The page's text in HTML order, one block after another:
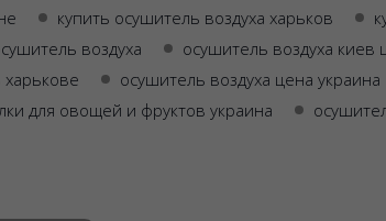
купить осушитель воздуха харьков
воздуха
осушитель воздуха киев
харькове
осушитель воздуха цена украина
для овощей и фруктов украина